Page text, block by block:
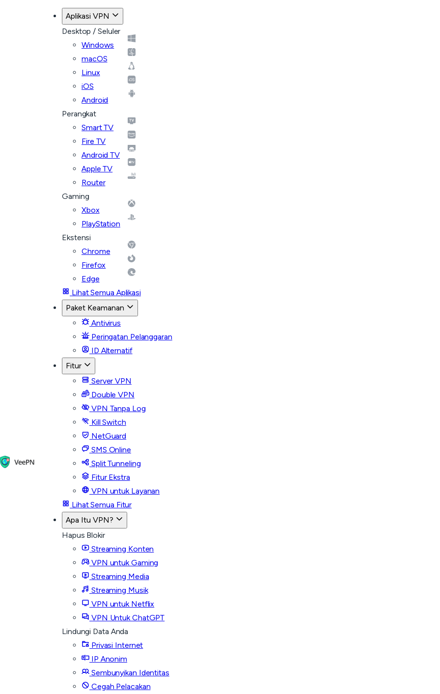
Aplikasi VPN
Desktop / Seluler
Windows
macOS
Linux
iOS
Android
Perangkat
Smart TV
Fire TV
Android TV
Apple TV
Router
Gaming
Xbox
PlayStation
Ekstensi
Chrome
Firefox
Edge
Lihat Semua Aplikasi
Paket Keamanan
Antivirus
Peringatan Pelanggaran
ID Alternatif
Fitur
Server VPN
Double VPN
VPN Tanpa Log
Kill Switch
NetGuard
SMS Online
Split Tunneling
Fitur Ekstra
VPN untuk Layanan
Lihat Semua Fitur
Apa Itu VPN?
Hapus Blokir
Streaming Konten
VPN untuk Gaming
Streaming Media
Streaming Musik
VPN untuk Netflix
VPN Untuk ChatGPT
Lindungi Data Anda
Privasi Internet
IP Anonim
Sembunyikan Identitas
Cegah Pelacakan